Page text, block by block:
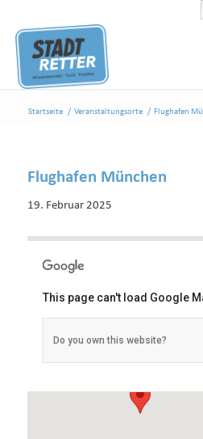
Startseite / Veranstaltungsorte / Flughafen
Flughafen München
19. Februar 2025
Flughafen München
Flughafen München -
This page can't load Google
Do you own this website?